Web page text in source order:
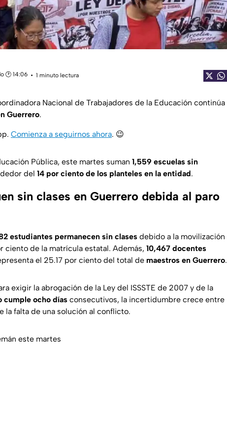
🕑 14:06
1 minuto lectura
Nacional de Trabajadores de la Educación continúa
Guerrero.
Comienza a seguirnos ahora. 😉
Pública, este martes suman 1,559 escuelas sin
del 14 por ciento de los planteles en la entidad.
sin clases en Guerrero debida al paro
estudiantes permanecen sin clases debido a la movilización
ciento de la matrícula estatal. Además, 10,467 docentes
el 25.17 por ciento del total de maestros en Guerrero.
exigir la abrogación de la Ley del ISSSTE de 2007 y de la
cumple ocho días consecutivos, la incertidumbre crece entre
la falta de una solución al conflicto.
este martes